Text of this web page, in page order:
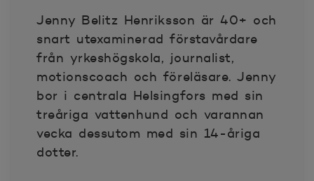
Jenny Belitz Henriksson är 40+ och
snart utexaminerad förstavårdare
från yrkeshögskola, journalist,
motionscoach och föreläsare. Jenny
bor i centrala Helsingfors med sin
treåriga vattenhund och varannan
vecka dessutom med sin 14-åriga
dotter.